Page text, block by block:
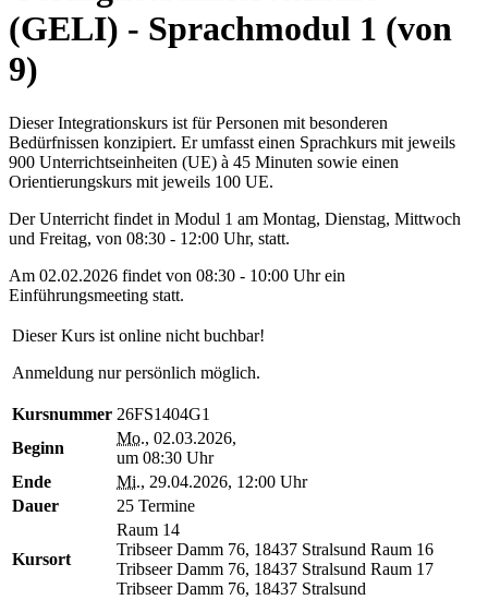
(GELI) - Sprachmodul 1 (von
9)
Dieser Integrationskurs ist für Personen mit besonderen
Bedürfnissen konzipiert. Er umfasst einen Sprachkurs mit jeweils
900 Unterrichtseinheiten (UE) à 45 Minuten sowie einen
Orientierungskurs mit jeweils 100 UE.
Der Unterricht findet in Modul 1 am Montag, Dienstag, Mittwoch
und Freitag, von 08:30 - 12:00 Uhr, statt.
Am 02.02.2026 findet von 08:30 - 10:00 Uhr ein
Einführungsmeeting statt.
Dieser Kurs ist online nicht buchbar!
Anmeldung nur persönlich möglich.
Kursnummer 26FS1404G1
Beginn
Mo., 02.03.2026,
um 08:30 Uhr
Ende
Mi., 29.04.2026, 12:00 Uhr
Dauer
25 Termine
Kursort
Raum 14
Tribseer Damm 76, 18437 Stralsund Raum 16
Tribseer Damm 76, 18437 Stralsund Raum 17
Tribseer Damm 76, 18437 Stralsund